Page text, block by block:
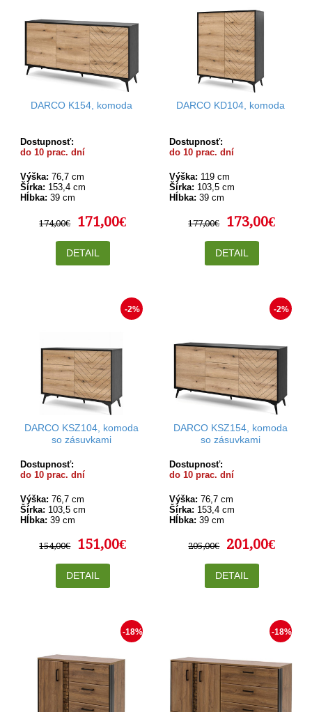
DARCO K154, komoda
Dostupnosť:
do 10 prac. dní
Výška: 76,7 cm
Šírka: 153,4 cm
Hĺbka: 39 cm
174,00€ 171,00€
DETAIL
DARCO KD104, komoda
Dostupnosť:
do 10 prac. dní
Výška: 119 cm
Šírka: 103,5 cm
Hĺbka: 39 cm
177,00€ 173,00€
DETAIL
-2%
DARCO KSZ104, komoda
so zásuvkami
Dostupnosť:
do 10 prac. dní
Výška: 76,7 cm
Šírka: 103,5 cm
Hĺbka: 39 cm
154,00€ 151,00€
DETAIL
-2%
DARCO KSZ154, komoda
so zásuvkami
Dostupnosť:
do 10 prac. dní
Výška: 76,7 cm
Šírka: 153,4 cm
Hĺbka: 39 cm
205,00€ 201,00€
DETAIL
-18% -18%